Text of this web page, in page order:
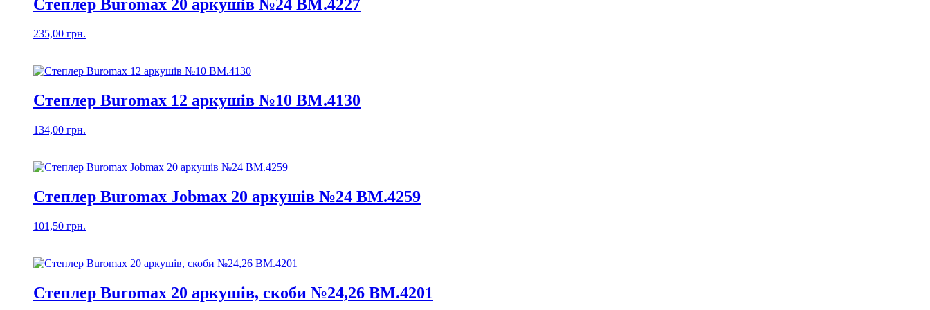
Степлер Buromax 20 аркушів №24 BM.4227
235,00 грн.
Степлер Buromax 12 аркушів №10 BM.4130
134,00 грн.
Степлер Buromax Jobmax 20 аркушів №24 BM.4259
101,50 грн.
Степлер Buromax 20 аркушів, скоби №24,26 ВМ.4201